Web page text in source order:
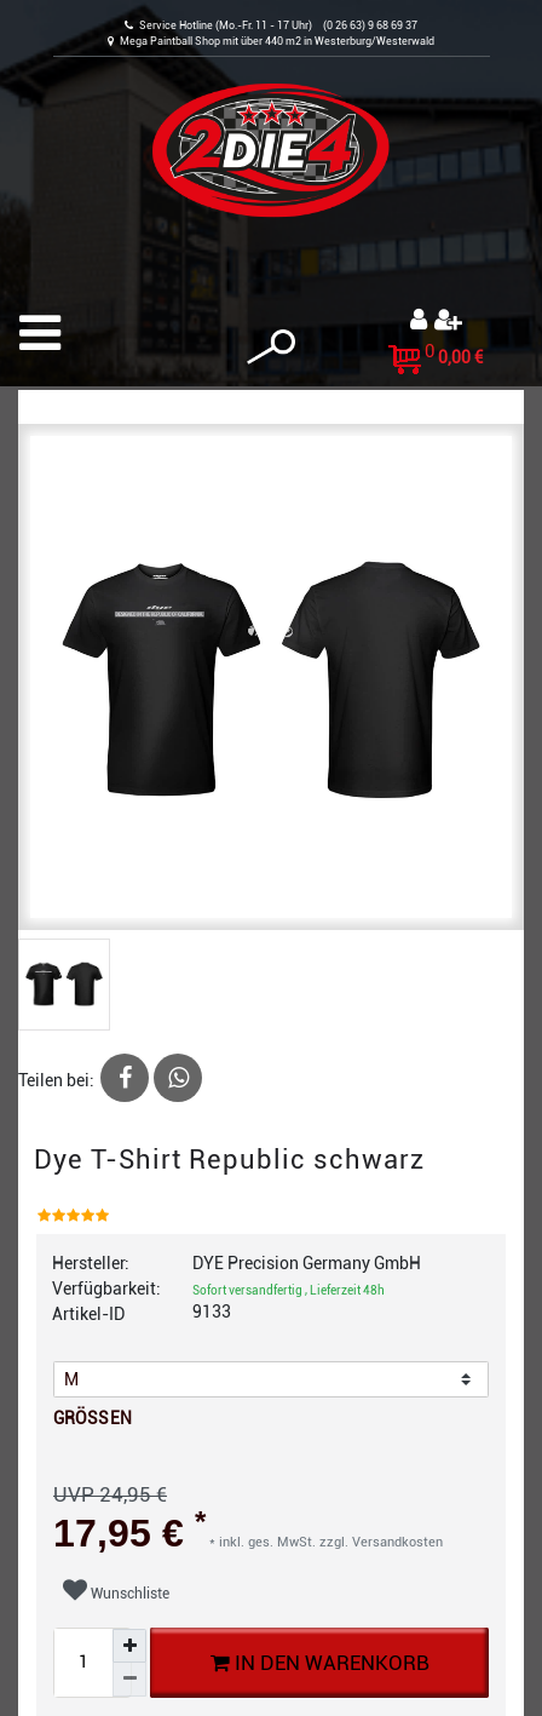
Service Hotline (Mo.-Fr. 11 - 17 Uhr) (0 26 63) 9 68 69 37
Mega Paintball Shop mit über 440 m2 in Westerburg/Westerwald
0 0,00 €
Teilen bei:
Dye T-Shirt Republic schwarz
Hersteller:
Verfügbarkeit:
Artikel-ID
DYE Precision Germany GmbH
Sofort versandfertig , Lieferzeit 48h
9133
GRÖSSEN
UVP 24,95 €
17,95 € *
* inkl. ges. MwSt. zzgl. Versandkosten
Wunschliste
IN DEN WARENKORB